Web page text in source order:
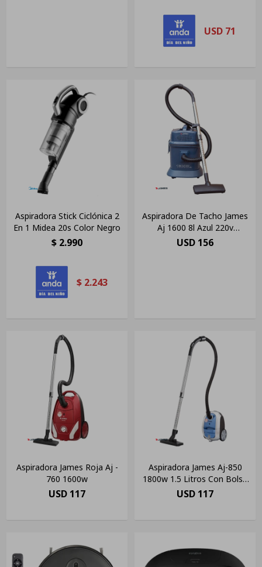
USD 71
Aspiradora Stick Ciclónica 2
En 1 Midea 20s Color Negro
$ 2.990
$ 2.243
Aspiradora De Tacho James
Aj 1600 8l Azul 220v
50hz/60hz
USD 156
Aspiradora James Roja Aj -
760 1600w
USD 117
Aspiradora James Aj-850
1800w 1.5 Litros Con Bolsa
Tela
USD 117